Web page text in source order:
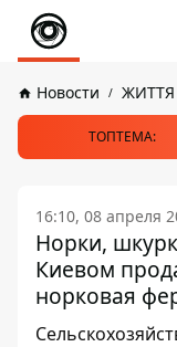
Новости ЖИТТЯ
ТОПТЕМА:
16:10, 08 апреля
Норки,
Киевом
норковая